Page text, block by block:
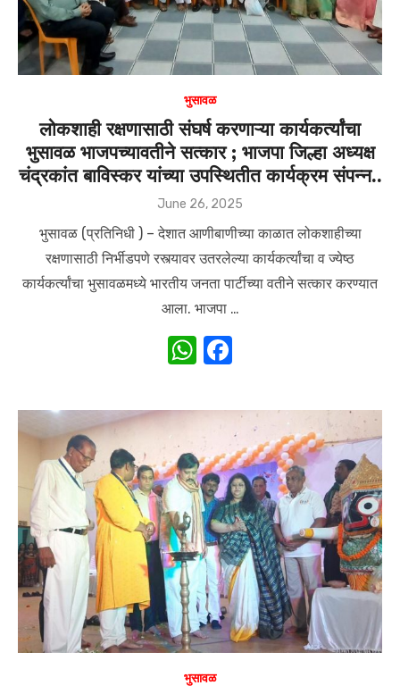
भुसावळ
लोकशाही रक्षणासाठी संघर्ष करणाऱ्या कार्यकर्त्यांचा
भुसावळ भाजपच्यावतीने सत्कार ; भाजपा जिल्हा अध्यक्ष
चंद्रकांत बाविस्कर यांच्या उपस्थितीत कार्यक्रम संपन्न..
Posted
June 26, 2025
भुसावळ (प्रतिनिधी ) – देशात आणीबाणीच्या काळात लोकशाहीच्या
रक्षणासाठी निर्भीडपणे रस्त्यावर उतरलेल्या कार्यकर्त्यांचा व ज्येष्ठ
कार्यकर्त्यांचा भुसावळमध्ये भारतीय जनता पार्टीच्या वतीने सत्कार करण्यात
आला. भाजपा …
W
at
s
A
p
p
c
e
b
o
o
k
भुसावळ